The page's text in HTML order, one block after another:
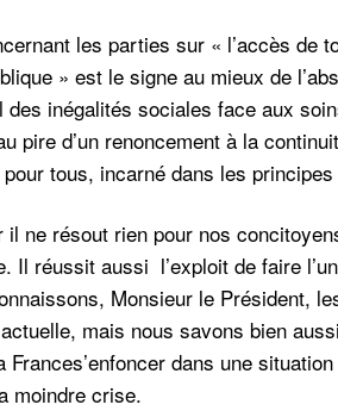
les parties sur « l’accès de
» est le signe au mieux de
des inégalités sociales face aux
pire d’un renoncement à la
tous, incarné dans les
il ne résout rien pour nos
Il réussit aussi l’exploit de faire
Monsieur le Président,
mais nous savons bien
dans une
moindre crise.